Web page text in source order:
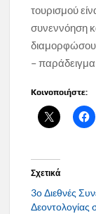
τουρισμού
συνεννόηση
– παράδειγμα
Κοινοποιήστε:
Σχετικά
3ο Διεθνές
Δεοντολογίας